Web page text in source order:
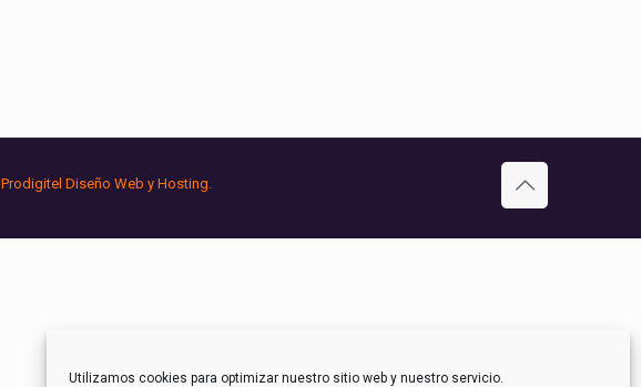
Utilizamos cookies para optimizar nuestro sitio web y nuestro servicio.
Prodigitel Diseño Web y Hosting.